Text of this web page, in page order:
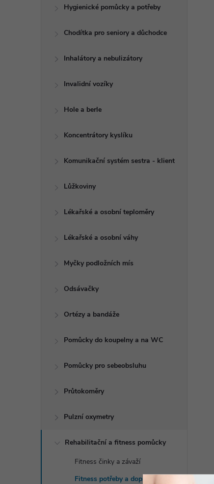
Hygienické pomůcky a potřeby
Chodítka pro seniory a důchodce
Inhalátory a nebulizátory
Invalidní vozíky
Hole a berle
Koncentrátory kyslíku
Komunikační systém sestra - klient
Lůžkoviny
Lékařské a osobní teploměry
Lékařské a osobní váhy
Myčky podložních mís
Odsávačky
Ortézy a bandáže
Pomůcky do koupelny a na WC
Pomůcky pro sebeobsluhu
Průtokoměry
Pulzní oxymetry
Rehabilitační a fitness pomůcky
Fitness činky a závaží
Fitness potřeby a doplňky